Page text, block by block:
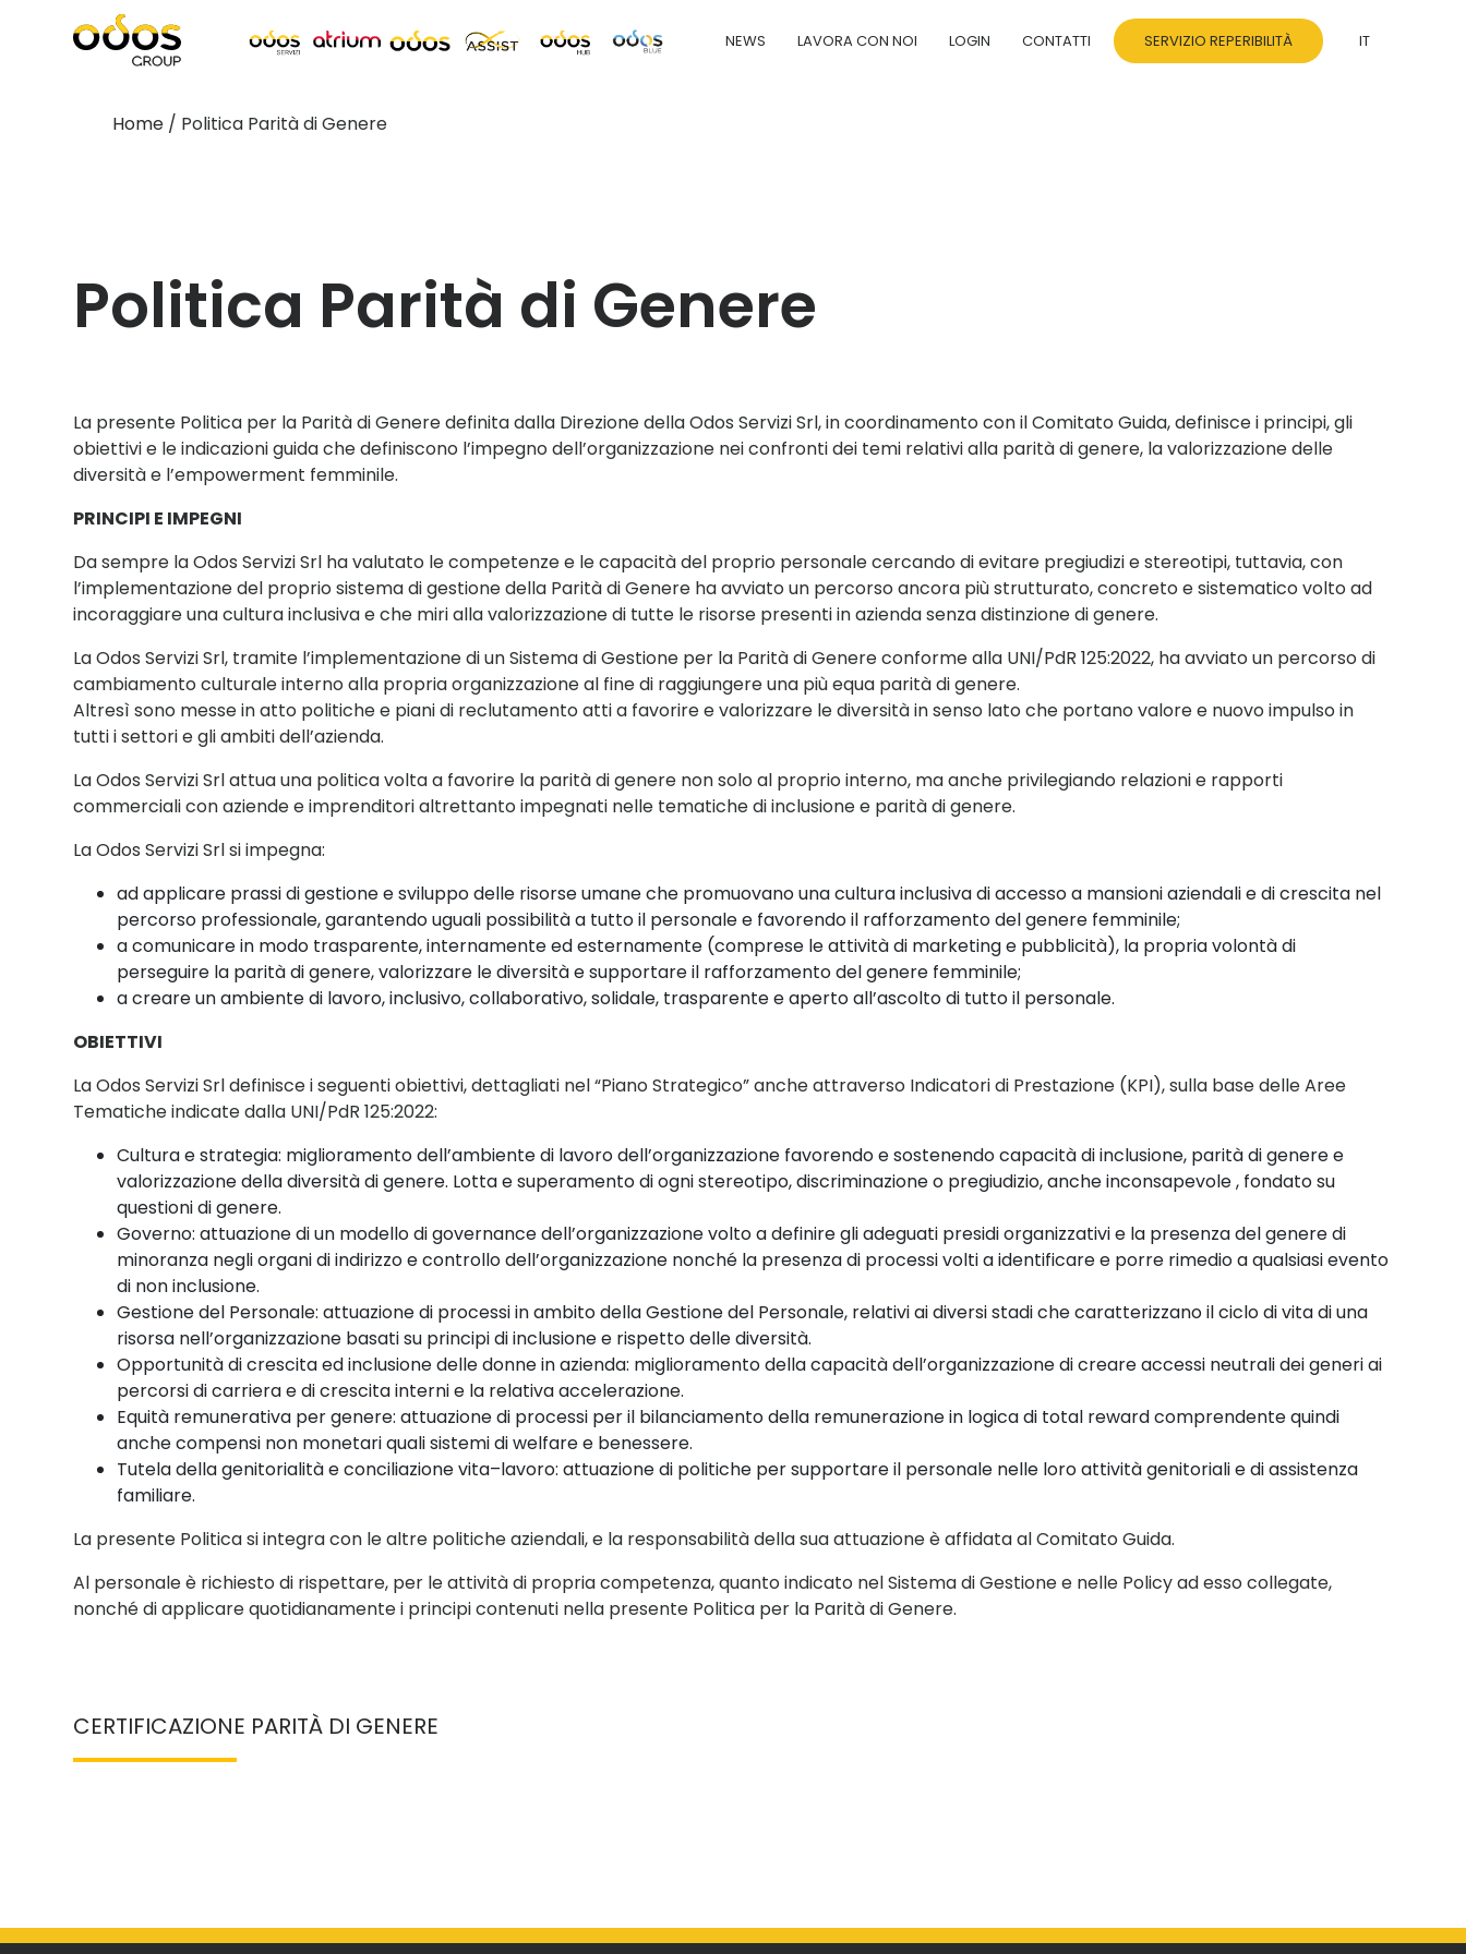
NEWS LAVORA CON NOI LOGIN CONTATTI SERVIZIO REPERIBILITÀ IT
Home / Politica Parità di Genere
Politica Parità di Genere
La presente Politica per la Parità di Genere definita dalla Direzionedella Odos ServiziSrl,in coordinamentocon il Comitato Guida, definisce i principi, gli
obiettivi e le indicazioni guida che definiscono l’impegnodell’organizzazione nei confronti dei temi relativi alla parità di genere, la valorizzazione delle
diversità e l’empowerment femminile.
PRINCIPI E IMPEGNI
Da sempre laOdos ServiziSrl ha valutato le competenze e le capacità del proprio personale cercando dievitare pregiudizi e stereotipi, tuttavia,con
l’implementazione del propriosistema di gestione della Parità diGenere ha avviato un percorsoancora piùstrutturato,concreto e sistematico volto ad
incoraggiare una culturainclusiva eche miri alla valorizzazionedi tutte le risorse presenti in aziendasenza distinzione di genere.
La Odos Servizi Srl, tramite l’implementazione di un Sistema di Gestione per la Parità di Genere conforme alla UNI/PdR 125:2022, ha avviato un percorso di
cambiamento culturale interno alla propria organizzazione al fine di raggiungere una più equa parità di genere.
Altresì sono messe in atto politiche e piani di reclutamento attia favorire e valorizzare le diversità in senso lato che portano valore e nuovo impulso in
tutti i settori e gli ambiti dell’azienda.
La Odos ServiziSrlattua una politica volta a favorire la parità di genere non solo al proprio interno, ma anche privilegiando relazioni e rapporti
commerciali con aziende e imprenditori altrettanto impegnati nelle tematiche di inclusione e parità di genere.
La Odos Servizi Srlsi impegna:
adapplicare prassi di gestione e sviluppo delle risorse umane che promuovano una cultura inclusiva diaccesso a mansioni aziendali e di crescita nel
percorso professionale, garantendo uguali possibilità a tuttoil personale e favorendo il rafforzamento delgenere femminile;
acomunicare in modo trasparente, internamente ed esternamente (comprese le attività di marketing e pubblicità), la propria volontà di
perseguire la parità di genere, valorizzare le diversità e supportare il rafforzamento del genere femminile;
a creare un ambiente di lavoro, inclusivo, collaborativo, solidale, trasparente e aperto all’ascolto di tutto il personale.
OBIETTIVI
La Odos Servizi Srldefinisce i seguenti obiettivi, dettagliati nel “Piano Strategico” anche attraverso Indicatoridi Prestazione (KPI),sulla base delle Aree
Tematiche indicate dalla UNI/PdR 125:2022:
Cultura e strategia: miglioramento dell’ambiente di lavoro dell’organizzazione favorendo e sostenendocapacità di inclusione, parità di genere e
valorizzazione della diversità di genere. Lotta e superamento diogni stereotipo, discriminazione o pregiudizio,anche inconsapevole, fondato su
questioni di genere.
Governo:attuazione di un modello di governance dell’organizzazione volto a definire gli adeguati presidiorganizzativi e la presenza del genere di
minoranza negli organi di indirizzo e controllo dell’organizzazione nonché la presenza di processi volti a identificare e porre rimedio a qualsiasi evento
di non inclusione.
Gestione del Personale:attuazione di processi in ambito dellaGestione del Personale, relativi ai diversistadi che caratterizzano il ciclo di vita di una
risorsa nell’organizzazione basati su principi di inclusione e rispetto delle diversità.
Opportunità di crescita ed inclusione delle donne in azienda: miglioramento della capacitàdell’organizzazione di creare accessi neutrali dei generi ai
percorsi di carriera e di crescita interni e la relativa accelerazione.
Equità remunerativa per genere:attuazione di processi per il bilanciamento della remunerazione in logicadi total reward comprendente quindi
anche compensi non monetari quali sistemi di welfare e benessere.
Tutela della genitorialità e conciliazione vita–lavoro:attuazione di politiche per supportare il personale nelle loro attività genitoriali e di assistenza
familiare.
La presente Politica si integra con le altre politiche aziendali,e la responsabilità della sua attuazione è affidataal Comitato Guida.
Al personale è richiesto di rispettare, per le attività di propria competenza, quanto indicato nel Sistema diGestione e nelle Policy ad esso collegate,
nonché di applicare quotidianamente i principi contenuti nella presente Politica per la Parità di Genere.
CERTIFICAZIONE PARITÀ DI GENERE